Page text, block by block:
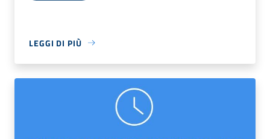
LEGGI DI PIÙ